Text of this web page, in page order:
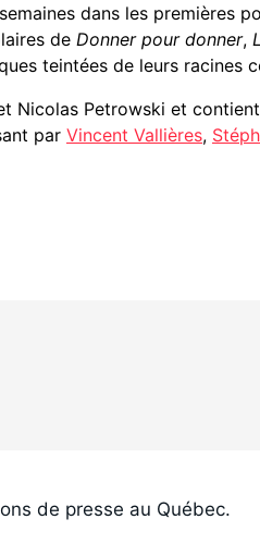
dans les premières
de Donner pour donner,
teintées de leurs racines
Nicolas Petrowski et
par Vincent Vallières,
de presse au Québec.